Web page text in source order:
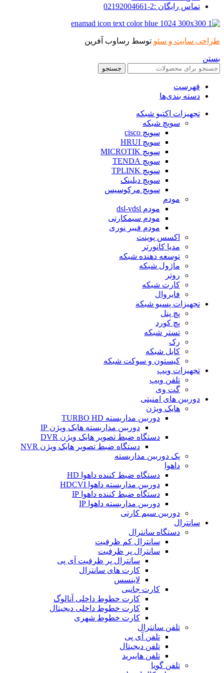
تماس رایگان :2-02192004661
سایت و سئوتوسط رساوب آفرین
جستجو
فهرست
دسته بندی‌ها
تجهیزات اکتیو شبکه
سویچ شبکه
سویچ cisco
سویچ HRUI
سویچ MICROTIK
سویچ TENDA
سویچ TPLINK
سویچ دیلینک
سویچ مرکوسیس
مودم
مودم dsl-vdsl
مودم سیمکارتی
مودم فیبر نوری
اکسس پوینت
مدیا کانورتر
توسعه دهنده شبکه
ماژول شبکه
روتر
کارت شبکه
فایروال
تجهیزات پسیو شبکه
پچ پنل
پچ کورد
تستر شبکه
رک
کابل شبکه
کیستون و سوکت شبکه
تجهیزات ویپ
تلفن ویپ
گت وی
دوربین های امنیتی
هایک ویژن
دوربین مداربسته TURBO HD
دوربین مداربسته هایک ویژن IP
دستگاه ضبط تصویر هایک ویژن DVR
دستگاه ضبط تصویر هایک ویژن NVR
پک دوربین مداربسته
داهوا
دستگاه ضبط کننده داهوا HD
دوربین مداربسته داهوا HDCVI
دستگاه ضبط کننده داهوا IP
دوربین مداربسته داهوا IP
دوربین سیم کارتی
سانترال
دستگاه سانترال
سانترال کم ظرفیت
سانترال پر ظرفیت
سانترال پر ظرفیت آی پی
کارت های سانترال
لاینسس
کارت جانبی
کارت خطوط داخلی آنالوگ
کارت خطوط داخلی دیجیتال
کارت خطوط شهری
تلفن سانترال
تلفن آی پی
تلفن دیجیتال
تلفن هایبرید
تلفن گویا